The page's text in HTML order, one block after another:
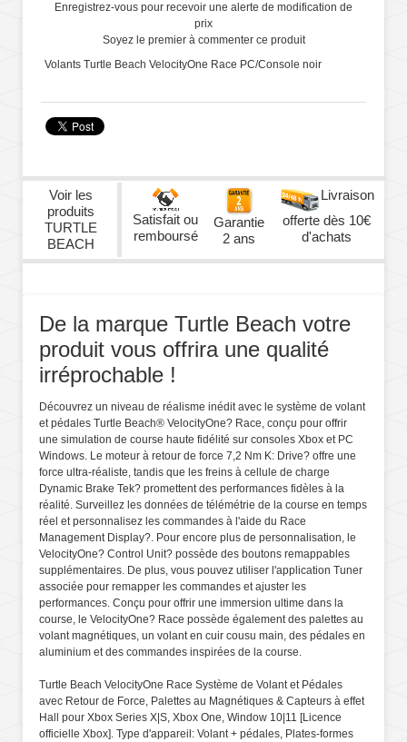
Enregistrez-vous pour recevoir une alerte de modification de
prix
Soyez le premier à commenter ce produit
Volants Turtle Beach VelocityOne Race PC/Console noir
Voir les
produits
TURTLE
BEACH
Satisfait ou
remboursé
Garantie
2 ans
Livraison
offerte dès 10€
d'achats
De la marque Turtle Beach votre
produit vous offrira une qualité
irréprochable !
Découvrez un niveau de réalisme inédit avec le système de volant
et pédales Turtle Beach® VelocityOne? Race, conçu pour offrir
une simulation de course haute fidélité sur consoles Xbox et PC
Windows. Le moteur à retour de force 7,2 Nm K: Drive? offre une
force ultra-réaliste, tandis que les freins à cellule de charge
Dynamic Brake Tek? promettent des performances fidèles à la
réalité. Surveillez les données de télémétrie de la course en temps
réel et personnalisez les commandes à l'aide du Race
Management Display?. Pour encore plus de personnalisation, le
VelocityOne? Control Unit? possède des boutons remappables
supplémentaires. De plus, vous pouvez utiliser l'application Tuner
associée pour remapper les commandes et ajuster les
performances. Conçu pour offrir une immersion ultime dans la
course, le VelocityOne? Race possède également des palettes au
volant magnétiques, un volant en cuir cousu main, des pédales en
aluminium et des commandes inspirées de la course.
Turtle Beach VelocityOne Race Système de Volant et Pédales
avec Retour de Force, Palettes au Magnétiques & Capteurs à effet
Hall pour Xbox Series X|S, Xbox One, Window 10|11 [Licence
officielle Xbox]. Type d'appareil: Volant + pédales, Plates-formes